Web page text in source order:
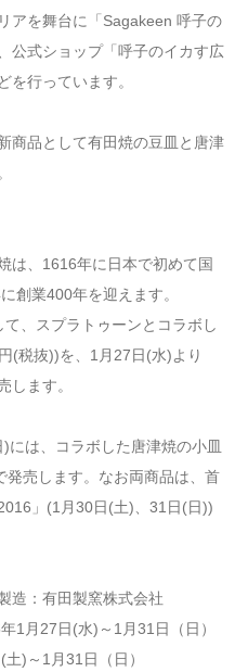
アを舞台に「Sagakeen 呼子の
公式ショップ「呼子のイカす広
を行っています。
商品として有田焼の豆皿と唐津
は、1616年に日本で初めて国
創業400年を迎えます。
て、スプラトゥーンとコラボし
(税抜))を、1月27日(水)より
します。
には、コラボした唐津焼の小皿
売します。なお両商品は、首
」(1月30日(土)、31日(日))
造：有田製窯株式会社
1月27日(水)～1月31日（日）
)～1月31日（日）